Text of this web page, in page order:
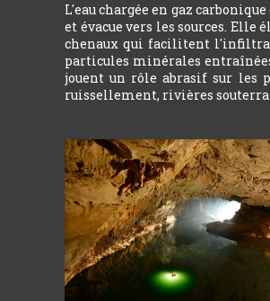
L'eau chargée en gaz
et évacue vers les sources.
chenaux qui facilitent
particules minérales
jouent un rôle abrasif sur les
ruissellement, rivières